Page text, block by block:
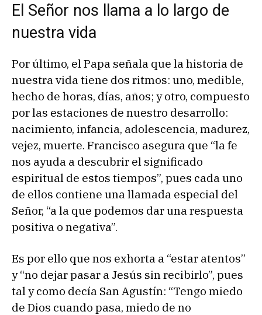
El Señor nos llama a lo largo de
nuestra vida
Por último, el Papa señala que la historia de
nuestra vida tiene dos ritmos: uno, medible,
hecho de horas, días, años; y otro, compuesto
por las estaciones de nuestro desarrollo:
nacimiento, infancia, adolescencia, madurez,
vejez, muerte. Francisco asegura que “la fe
nos ayuda a descubrir el significado
espiritual de estos tiempos”, pues cada uno
de ellos contiene una llamada especial del
Señor, “a la que podemos dar una respuesta
positiva o negativa”.
Es por ello que nos exhorta a “estar atentos”
y “no dejar pasar a Jesús sin recibirlo”, pues
tal y como decía San Agustín: “Tengo miedo
de Dios cuando pasa, miedo de no